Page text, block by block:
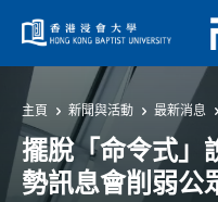
主頁 新聞與活動 最新消息
擺脫「命令式」
勢訊息會削弱公